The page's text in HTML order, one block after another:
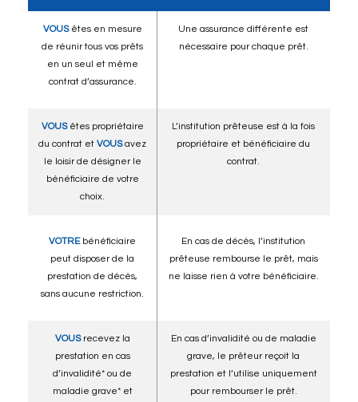
VOUSêtes en mesure
de réunir tous vos prêts
en un seul et même
contrat d’assurance.
Une assurance différente est
nécessaire pour chaque prêt.
VOUSêtes propriétaire
du contrat et VOUSavez
le loisir de désigner le
bénéficiaire de votre
choix.
L’institution prêteuse est à la fois
propriétaire et bénéficiaire du
contrat.
VOTREbénéficiaire
peut disposer de la
prestation de décès,
sans aucune restriction.
En cas de décès, l’institution
prêteuse rembourse le prêt, mais
ne laisse rien à votre bénéficiaire.
VOUSrecevez la
prestation en cas
d’invalidité* ou de
maladie grave* et
En cas d’invalidité ou de maladie
grave, le prêteur reçoit la
prestation et l’utilise uniquement
pour rembourser le prêt.